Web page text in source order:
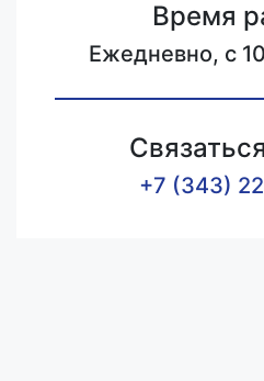
Время
Ежедневно, с
+7 (343)